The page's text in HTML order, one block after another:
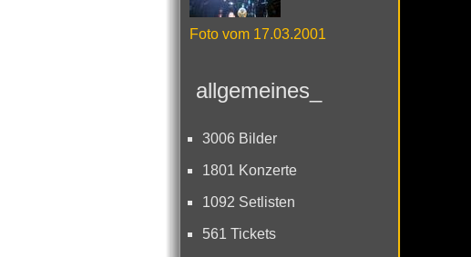
Foto vom 17.03.2001
allgemeines_
3006 Bilder
1801 Konzerte
1092 Setlisten
561 Tickets